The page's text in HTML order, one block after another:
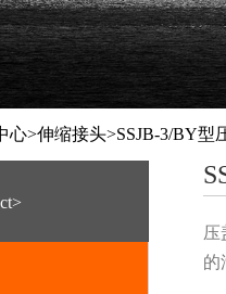
心>伸缩接头>SSJB-3/BY型
压
的